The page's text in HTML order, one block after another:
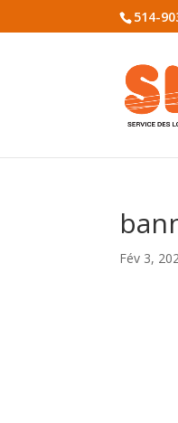
514-
Fév 3,